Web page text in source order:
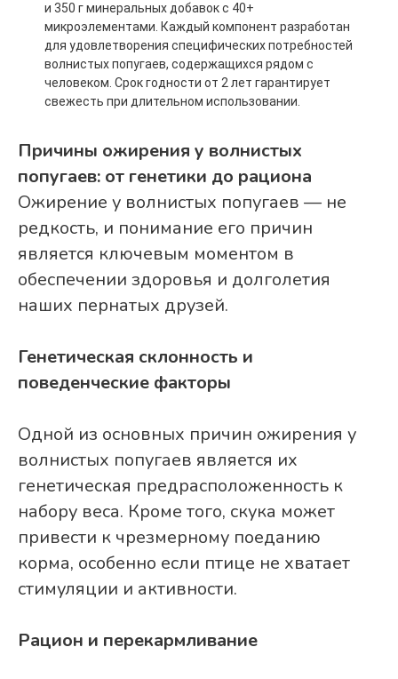
и 350 г минеральных добавок с 40+
микроэлементами. Каждый компонент разработан
для удовлетворения специфических потребностей
волнистых попугаев, содержащихся рядом с
человеком. Срок годности от 2 лет гарантирует
свежесть при длительном использовании.
Причины ожирения у волнистых
попугаев: от генетики до рациона
Ожирение у волнистых попугаев — не
редкость, и понимание его причин
является ключевым моментом в
обеспечении здоровья и долголетия
наших пернатых друзей.
Генетическая склонность и
поведенческие факторы
Одной из основных причин ожирения у
волнистых попугаев является их
генетическая предрасположенность к
набору веса. Кроме того, скука может
привести к чрезмерному поеданию
корма, особенно если птице не хватает
стимуляции и активности.
Рацион и перекармливание